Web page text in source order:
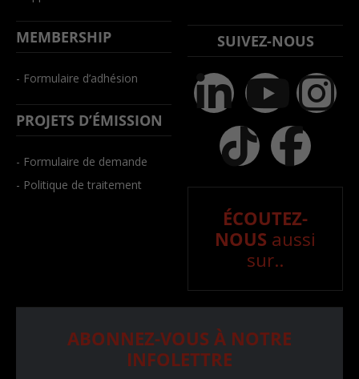
MEMBERSHIP
- Formulaire d’adhésion
PROJETS D’ÉMISSION
- Formulaire de demande
- Politique de traitement
SUIVEZ-NOUS
ÉCOUTEZ-
NOUS aussi
sur..
ABONNEZ-VOUS À NOTRE
INFOLETTRE